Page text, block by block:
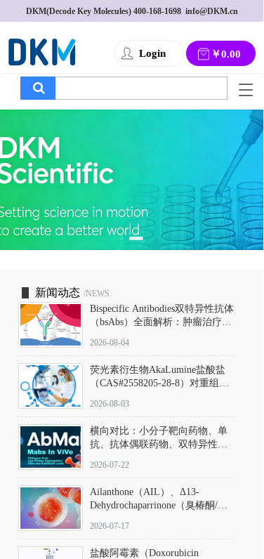
DKM(Decode Key Molecules) 400-168-1698
  info@DKM.cn
Login ￥0.00
T
g
g
l
a
v
i
g
a
新闻动态 /NEWS
Bispecific Antibodies双特异性抗体
（bsAbs）全面解析：肿瘤治疗的
2026-08-04
荧光素衍生物AkaLumine盐酸盐
（CAS#2558205-28-8）对重组萤
数（Km）为2.06 μM；其近红外
发光特性赋予优异的组织穿透能
力，大幅增强成像信噪比，从而
实现活体动物模型中极低给药剂
量下的高灵敏度、非侵入式生物
2026-08-03
横向对比：小分子靶向药物、单
抗、抗体偶联药物、双特异性抗
及应用瓶颈
2026-07-22
Ailanthone（AIL）、Δ13-
Dehydrochaparrinone（臭椿酮/臭
DKM货号 D806885
2026-07-17
盐酸阿霉素（Doxorubicin